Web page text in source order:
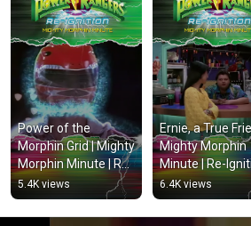
Power of the
Morphin Grid | Mighty
Morphin Minute | Re-
Ignition | Power
Rangers for Kids
5.4K views
Ernie, a True
Mighty Morphin
Minute | Re-
Power Rangers
Kids
6.4K views